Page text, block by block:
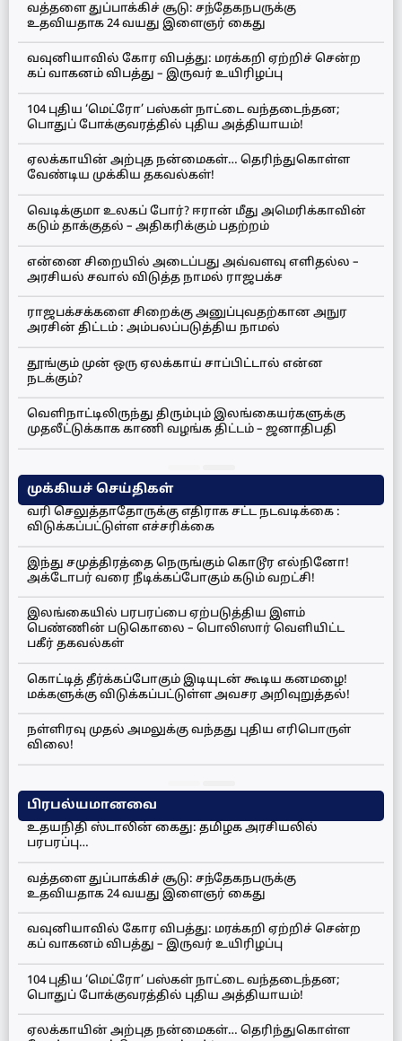
வத்தளை துப்பாக்கிச் சூடு: சந்தேகநபருக்கு
உதவியதாக 24 வயது இளைஞர் கைது
வவுனியாவில் கோர விபத்து: மரக்கறி ஏற்றிச் சென்ற
கப் வாகனம் விபத்து – இருவர் உயிரிழப்பு
104 புதிய ‘மெட்ரோ’ பஸ்கள் நாட்டை வந்தடைந்தன;
பொதுப் போக்குவரத்தில் புதிய அத்தியாயம்!
ஏலக்காயின் அற்புத நன்மைகள்… தெரிந்துகொள்ள
வேண்டிய முக்கிய தகவல்கள்!
வெடிக்குமா உலகப் போர்? ஈரான் மீது அமெரிக்காவின்
கடும் தாக்குதல் – அதிகரிக்கும் பதற்றம்
என்னை சிறையில் அடைப்பது அவ்வளவு எளிதல்ல –
அரசியல் சவால் விடுத்த நாமல் ராஜபக்ச
ராஜபக்சக்களை சிறைக்கு அனுப்புவதற்கான அநுர
அரசின் திட்டம் : அம்பலப்படுத்திய நாமல்
தூங்கும் முன் ஒரு ஏலக்காய் சாப்பிட்டால் என்ன
நடக்கும்?
வெளிநாட்டிலிருந்து திரும்பும் இலங்கையர்களுக்கு
முதலீட்டுக்காக காணி வழங்க திட்டம் – ஜனாதிபதி
முக்கியச் செய்திகள்
வரி செலுத்தாதோருக்கு எதிராக சட்ட நடவடிக்கை :
விடுக்கப்பட்டுள்ள எச்சரிக்கை
இந்து சமுத்திரத்தை நெருங்கும் கொடூர எல்நினோ!
அக்டோபர் வரை நீடிக்கப்போகும் கடும் வறட்சி!
இலங்கையில் பரபரப்பை ஏற்படுத்திய இளம்
பெண்ணின் படுகொலை – பொலிஸார் வெளியிட்ட
பகீர் தகவல்கள்
கொட்டித் தீர்க்கப்போகும் இடியுடன் கூடிய கனமழை!
மக்களுக்கு விடுக்கப்பட்டுள்ள அவசர அறிவுறுத்தல்!
நள்ளிரவு முதல் அமலுக்கு வந்தது புதிய எரிபொருள்
விலை!
பிரபல்யமானவை
உதயநிதி ஸ்டாலின் கைது: தமிழக அரசியலில்
பரபரப்பு…
வத்தளை துப்பாக்கிச் சூடு: சந்தேகநபருக்கு
உதவியதாக 24 வயது இளைஞர் கைது
வவுனியாவில் கோர விபத்து: மரக்கறி ஏற்றிச் சென்ற
கப் வாகனம் விபத்து – இருவர் உயிரிழப்பு
104 புதிய ‘மெட்ரோ’ பஸ்கள் நாட்டை வந்தடைந்தன;
பொதுப் போக்குவரத்தில் புதிய அத்தியாயம்!
ஏலக்காயின் அற்புத நன்மைகள்… தெரிந்துகொள்ள